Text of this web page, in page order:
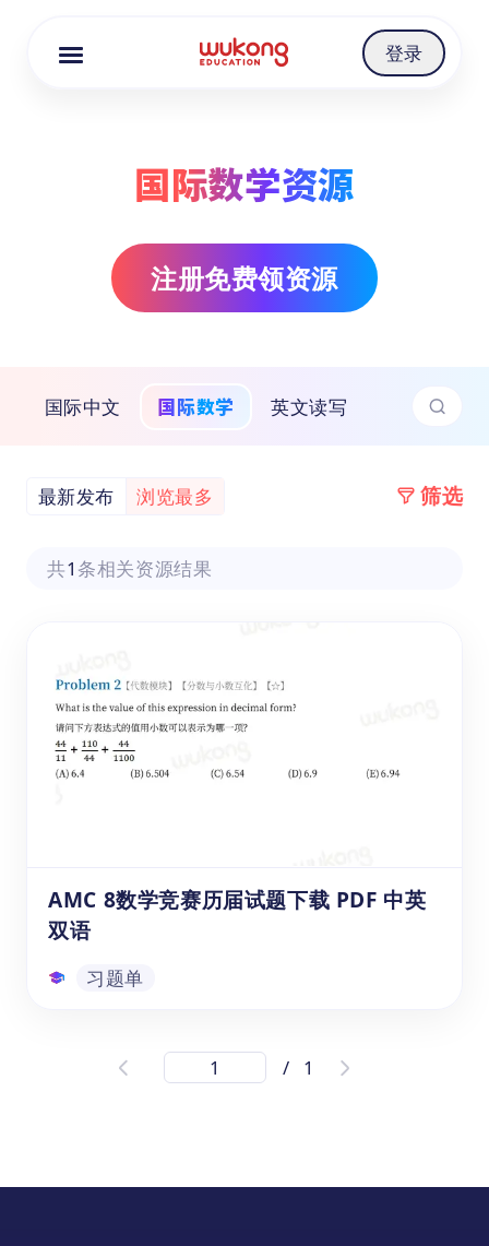
登录
国际数学资源
注册免费领资源
国际中文 国际数学 英文读写
最新发布 浏览最多 筛选
共1 条相关资源结果
AMC 8数学竞赛历届试题下载 PDF 中英
双语
习题单
AMC 8数学竞赛历届试题下载 PDF 中英
/ 1